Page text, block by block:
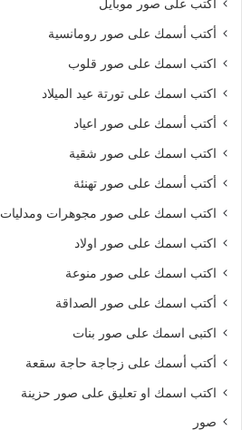
اكتب على صور موبايل
أكتب أسمك على صور رومانسية
اكتب اسمك على صور قلوب
اكتب اسمك على تورتة عيد الميلاد
أكتب أسمك على صور اعياد
اكتب اسمك على صور شقية
أكتب أسمك على صور تهنئة
اكتب اسمك على صور مجوهرات ومدليات
اكتب اسمك على صور اولاد
اكتب اسمك على صور منوعة
أكتب اسمك على صور الصداقة
اكتبى اسمك على صور بنات
أكتب أسمك على زجاجة حاجة سقعة
اكتب اسمك او تعليق على صور حزينة
صور